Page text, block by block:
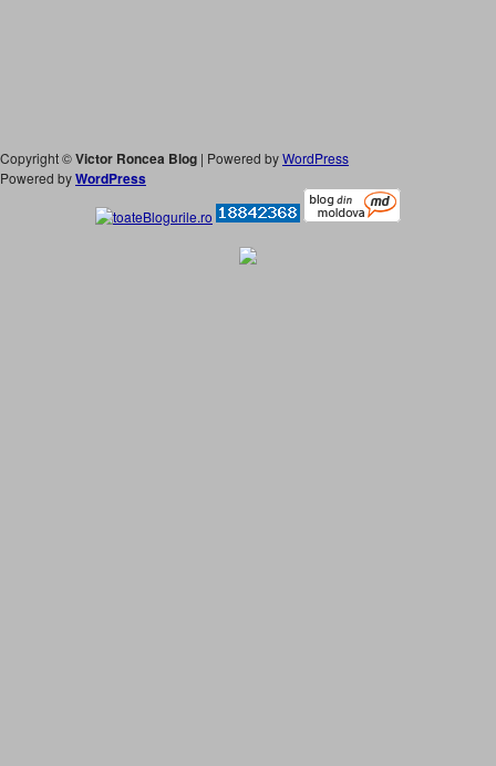
Copyright ©Victor Roncea Blog | Powered byWordPress
Powered byWordPress